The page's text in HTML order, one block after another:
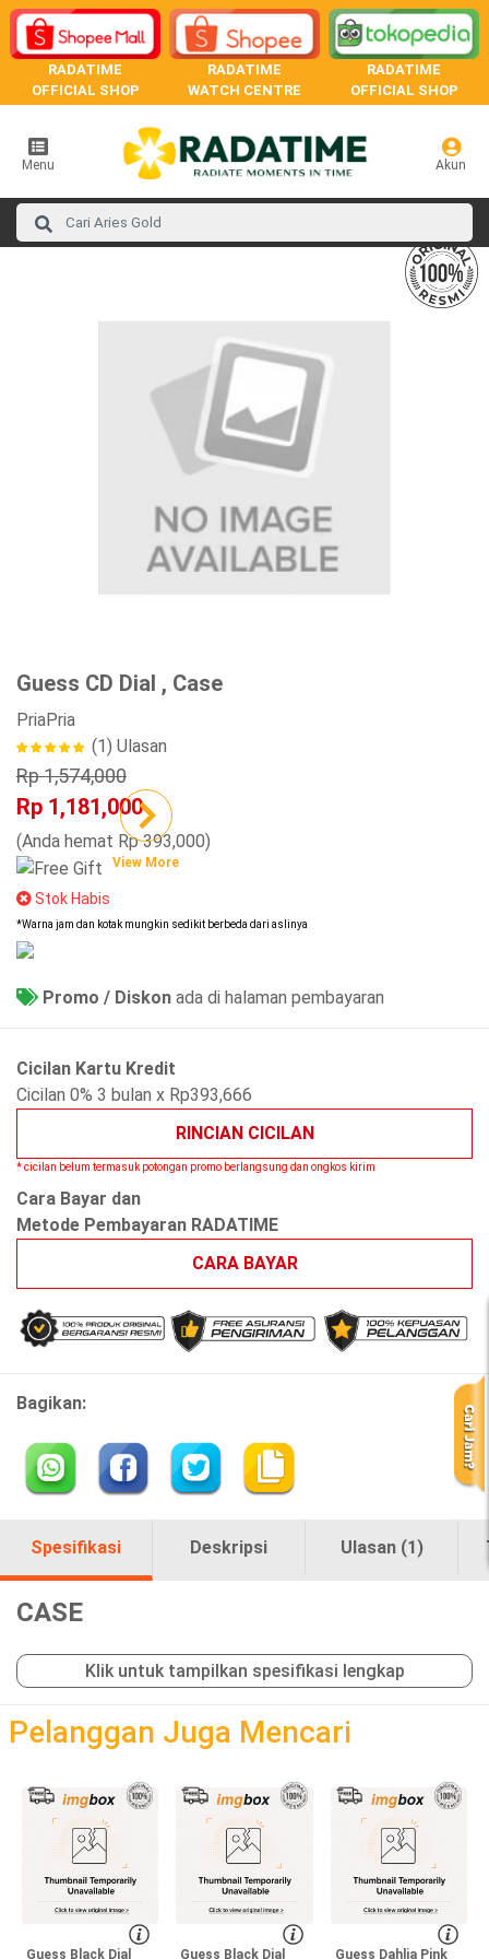
RADATIME
OFFICIAL SHOP
RADATIME
WATCH CENTRE
RADATIME
OFFICIAL SHOP
Menu Akun
Guess CD Dial , Case
PriaPria
(1) Ulasan
Rp 1,574,000
Rp 1,181,000
(Anda hemat Rp 393,000)
Stok Habis
*Warna jam dan kotak mungkin sedikit berbeda dari aslinya
Promo / Diskon ada di halaman pembayaran
Cicilan Kartu Kredit
Cicilan 0% 3 bulan x Rp393,666
RINCIAN CICILAN
* cicilan belum termasuk potongan promo berlangsung dan ongkos kirim
Cara Bayar dan
Metode Pembayaran RADATIME
CARA BAYAR
Bagikan:
Spesifikasi Deskripsi Ulasan (1)
CASE
Klik untuk tampilkan spesifikasi lengkap
Pelanggan Juga Mencari
Guess Black Dial Guess Black Dial Guess Dahlia Pink
View More